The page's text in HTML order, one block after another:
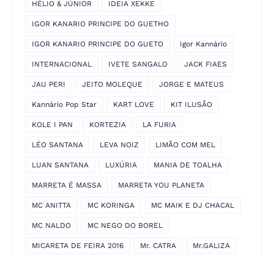
HÉLIO & JÚNIOR IDEIA XEKKE
IGOR KANARIO PRINCIPE DO GUETHO
IGOR KANARIO PRINCIPE DO GUETO Igor Kannário
INTERNACIONAL IVETE SANGALO JACK FIAES
JAU PERI JEITO MOLEQUE JORGE E MATEUS
Kannário Pop Star KART LOVE KIT ILUSÃO
KOLE I PAN KORTEZIA LA FURIA
LÉO SANTANA LEVA NOIZ LIMÃO COM MEL
LUAN SANTANA LUXÚRIA MANIA DE TOALHA
MARRETA É MASSA MARRETA YOU PLANETA
MC ANITTA MC KORINGA MC MAIK E DJ CHACAL
MC NALDO MC NEGO DO BOREL
MICARETA DE FEIRA 2016 Mr. CATRA Mr.GALIZA